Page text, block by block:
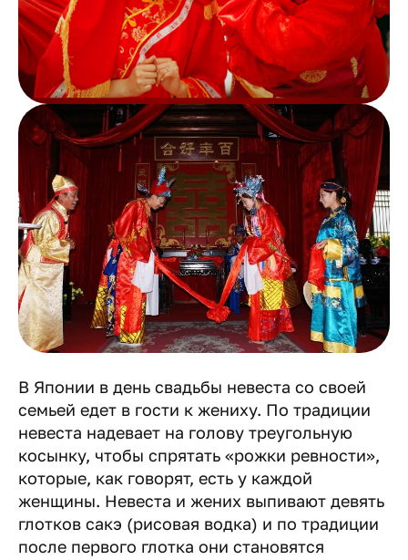
В Японии в день свадьбы невеста со своей
семьей едет в гости к жениху. По традиции
невеста надевает на голову треугольную
косынку, чтобы спрятать «рожки ревности»,
которые, как говорят, есть у каждой
женщины. Невеста и жених выпивают девять
глотков сакэ (рисовая водка) и по традиции
после первого глотка они становятся